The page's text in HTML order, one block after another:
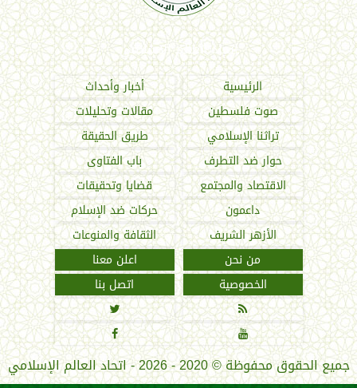
اتحاد العالم الإسلامي
الرئيسية
أخبار وأحداث
صوت فلسطين
مقالات وتحليلات
تراثنا الإسلامي
طريق الحقيقة
حوار ضد التطرف
باب الفتاوى
الاقتصاد والمجتمع
قضايا وتحقيقات
داعمون
حركات ضد الإسلام
الأزهر الشريف
الثقافة والمنوعات
من نحن
اعلن معنا
الخصوصية
اتصل بنا




جميع الحقوق محفوظة©2020 - 2026 - اتحاد العالم الإسلامي